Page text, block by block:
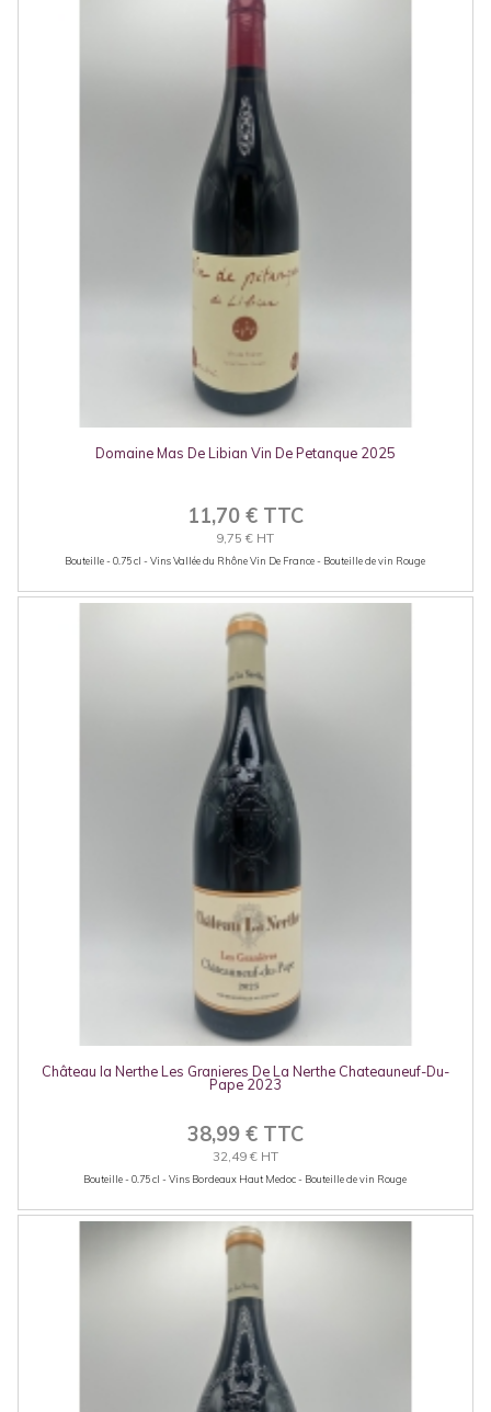
Domaine Mas De Libian Vin De Petanque 2025
11,70 € TTC
9,75 € HT
Bouteille - 0.75 cl - Vins Vallée du Rhône Vin De France - Bouteille de vin Rouge
Château la Nerthe Les Granieres De La Nerthe Chateauneuf-Du-
Pape 2023
38,99 € TTC
32,49 € HT
Bouteille - 0.75 cl - Vins Bordeaux Haut Medoc - Bouteille de vin Rouge